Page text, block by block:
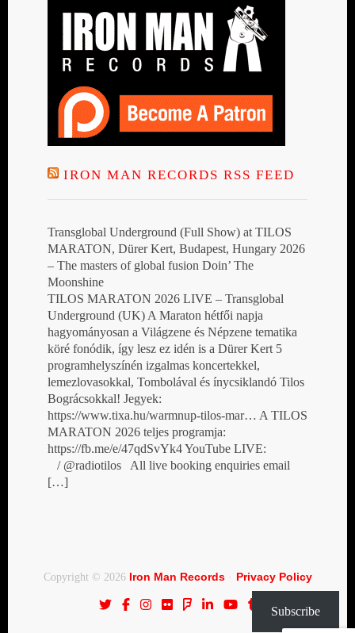
IRON MAN RECORDS RSS FEED
Transglobal Underground (Full Show) at TILOS
MARATON, Dürer Kert, Budapest, Hungary 2026
– The masters of global fusion Doin’ The
Moonshine
TILOS MARATON 2026 LIVE – Transglobal
Underground (UK) A Maraton hétfői napja
hagyományosan a Világzene és Népzene tematika
köré fonódik, így lesz ez idén is a Dürer Kert 5
programhelyszínén izgalmas koncertekkel,
lemezlovasokkal, Tombolával és ínycsiklandó Tilos
Bográcsokkal! Jegyek:
https://www.tixa.hu/warmnup-tilos-mar… A TILOS
MARATON 2026 teljes programja:
https://fb.me/e/47qdSvYk4 YouTube LIVE:
/ @radiotilos All live booking enquiries email
[…]
Copyright © 2026 Iron Man Records· Privacy Policy
Subscribe